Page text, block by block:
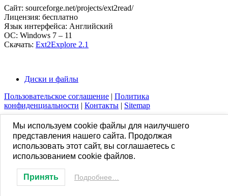
Сайт: sourceforge.net/projects/ext2read/
Лицензия: бесплатно
Язык интерфейса: Английский
ОС: Windows 7 – 11
Скачать: Ext2Explore 2.1
Диски и файлы
Пользовательское соглашение | Политика
конфиденциальности | Контакты | Sitemap
Мы используем cookie файлы для наилучшего
представления нашего сайта. Продолжая
использовать этот сайт, вы соглашаетесь с
использованием cookie файлов.
Принять Подробнее…